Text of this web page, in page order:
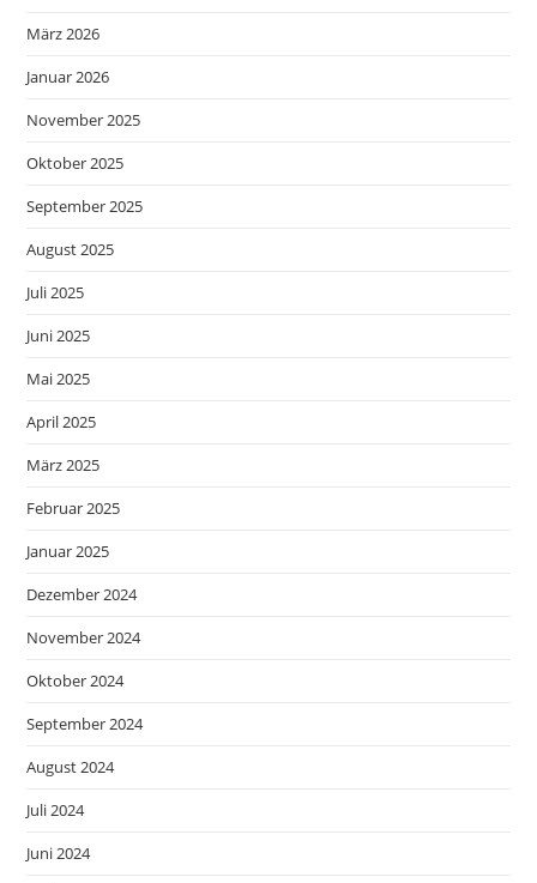
März 2026
Januar 2026
November 2025
Oktober 2025
September 2025
August 2025
Juli 2025
Juni 2025
Mai 2025
April 2025
März 2025
Februar 2025
Januar 2025
Dezember 2024
November 2024
Oktober 2024
September 2024
August 2024
Juli 2024
Juni 2024